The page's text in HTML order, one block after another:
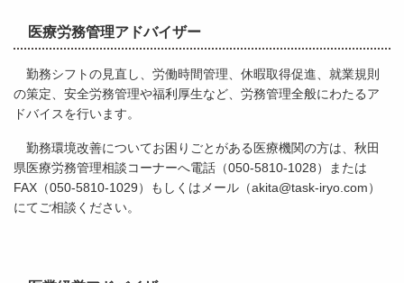
医療労務管理アドバイザー
勤務シフトの見直し、労働時間管理、休暇取得促進、就業規則
の策定、安全労務管理や福利厚生など、労務管理全般にわたるア
ドバイスを行います。
勤務環境改善についてお困りごとがある医療機関の方は、秋田
県医療労務管理相談コーナーへ電話（050-5810-1028）または
FAX（050-5810-1029）もしくはメール（akita@task-iryo.com）
にてご相談ください。